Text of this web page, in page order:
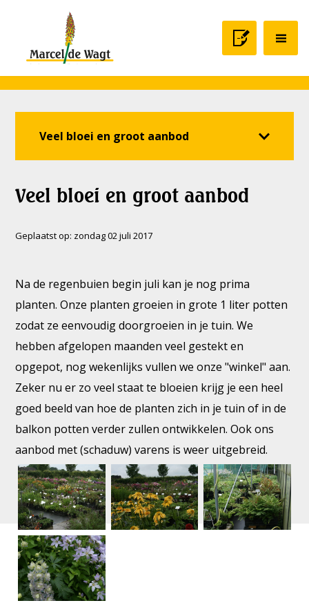
Veel bloei en groot aanbod
Veel bloei en groot aanbod
Geplaatst op: zondag 02 juli 2017
Na de regenbuien begin juli kan je nog prima
planten. Onze planten groeien in grote 1 liter potten
zodat ze eenvoudig doorgroeien in je tuin. We
hebben afgelopen maanden veel gestekt en
opgepot, nog wekenlijks vullen we onze "winkel" aan.
Zeker nu er zo veel staat te bloeien krijg je een heel
goed beeld van hoe de planten zich in je tuin of in de
balkon potten verder zullen ontwikkelen. Ook ons
aanbod met (schaduw) varens is weer uitgebreid.